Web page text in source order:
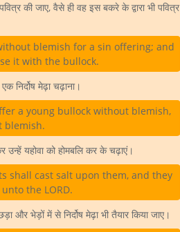
की जाए, वैसे ही वह इस बकरे के द्वारा भी पवित्र
blemish for a sin offering; and
it with the bullock.
मेढ़ा चढ़ाना।
a young bullock without blemish,
blemish.
यहोवा को होमबलि कर के चढ़ाएं।
shall cast salt upon them, and they
the LORD.
और भेड़ों में से निर्दोष मेढ़ा भी तैयार किया जाए।